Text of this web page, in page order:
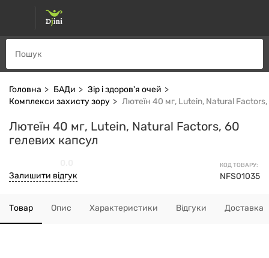
Головна БАДи
Зір і здоров'я очей
Комплекси захисту зору
Лютеїн 40 мг, Lutein, Natural
Лютеїн 40 мг, Lutein, Natural Factors, 60
гелевих капсул
КОД ТОВАРУ:
NFS01035
Залишити відгук
Товар Опис Характеристики Відгуки Доставка